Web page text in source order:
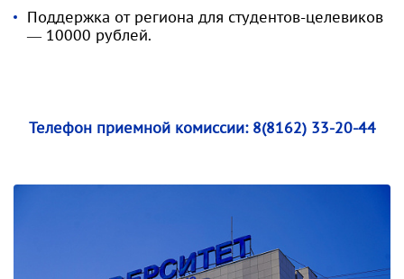
Поддержка от региона для студентов-целевиков
— 10000 рублей.
Телефон приемной комиссии:8(8162) 33-20-44